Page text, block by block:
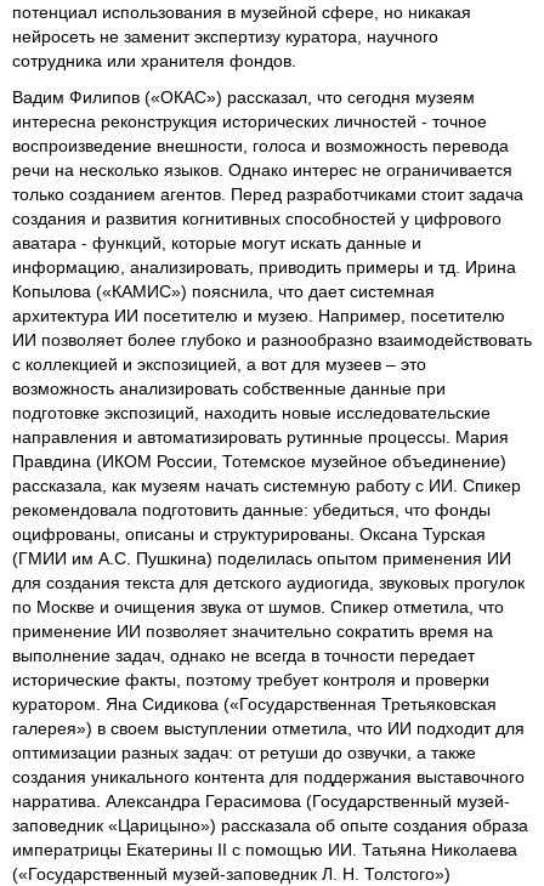
потенциал использования в музейной сфере, но никакая
нейросеть не заменит экспертизу куратора, научного
сотрудника или хранителя фондов.
Вадим Филипов («ОКАС») рассказал, что сегодня музеям
интересна реконструкция исторических личностей - точное
воспроизведение внешности, голоса и возможность перевода
речи на несколько языков. Однако интерес не ограничивается
только созданием агентов. Перед разработчиками стоит задача
создания и развития когнитивных способностей у цифрового
аватара - функций, которые могут искать данные и
информацию, анализировать, приводить примеры и тд. Ирина
Копылова («КАМИС») пояснила, что дает системная
архитектура ИИ посетителю и музею. Например, посетителю
ИИ позволяет более глубоко и разнообразно взаимодействовать
с коллекцией и экспозицией, а вот для музеев – это
возможность анализировать собственные данные при
подготовке экспозиций, находить новые исследовательские
направления и автоматизировать рутинные процессы. Мария
Правдина (ИКОМ России, Тотемское музейное объединение)
рассказала, как музеям начать системную работу с ИИ. Спикер
рекомендовала подготовить данные: убедиться, что фонды
оцифрованы, описаны и структурированы. Оксана Турская
(ГМИИ им А.С. Пушкина) поделилась опытом применения ИИ
для создания текста для детского аудиогида, звуковых прогулок
по Москве и очищения звука от шумов. Спикер отметила, что
применение ИИ позволяет значительно сократить время на
выполнение задач, однако не всегда в точности передает
исторические факты, поэтому требует контроля и проверки
куратором. Яна Сидикова («Государственная Третьяковская
галерея») в своем выступлении отметила, что ИИ подходит для
оптимизации разных задач: от ретуши до озвучки, а также
создания уникального контента для поддержания выставочного
нарратива. Александра Герасимова (Государственный музей-
заповедник «Царицыно») рассказала об опыте создания образа
императрицы Екатерины II с помощью ИИ. Татьяна Николаева
(«Государственный музей-заповедник Л. Н. Толстого»)